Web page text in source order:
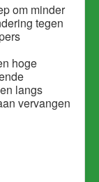
om minder
tegen
hoge
langs
vervangen